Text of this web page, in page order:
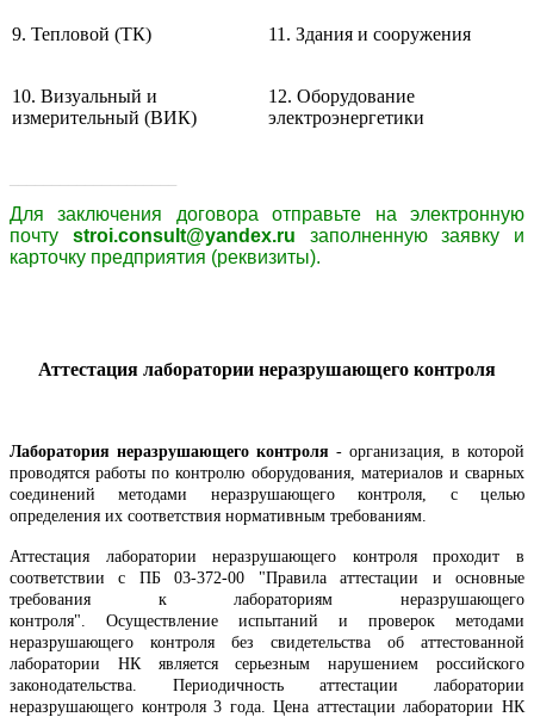
9. Тепловой (ТК) 11. Здания и сооружения
10. Визуальный и
измерительный (ВИК)
12. Оборудование
электроэнергетики
Для заключения договораотправьте на электронную
почту stroi.consult@yandex.ru заполненную заявку и
карточку предприятия (реквизиты).
Аттестация лаборатории неразрушающего контроля
Лаборатория неразрушающего контроля - организация, в которой
проводятся работы по контролю оборудования, материалов и сварных
соединений методами неразрушающего контроля, с целью
определения их соответствия нормативным требованиям.
Аттестация лаборатории неразрушающего контроля проходит в
соответствии с ПБ 03-372-00 "Правила аттестации и основные
требования к лабораториям неразрушающего
контроля"
Осуществление испытаний и проверок методами
неразрушающего контроля без свидетельства об аттестованной
лаборатории НК является серьезным нарушением российского
законодательства. Периодичность аттестации лаборатории
неразрушающего контроля 3 года. Цена аттестации лаборатории НК